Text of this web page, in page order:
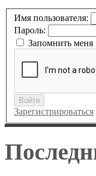
Имя пользователя:
Пароль:
Запомнить меня
Войти
Зарегистрироваться